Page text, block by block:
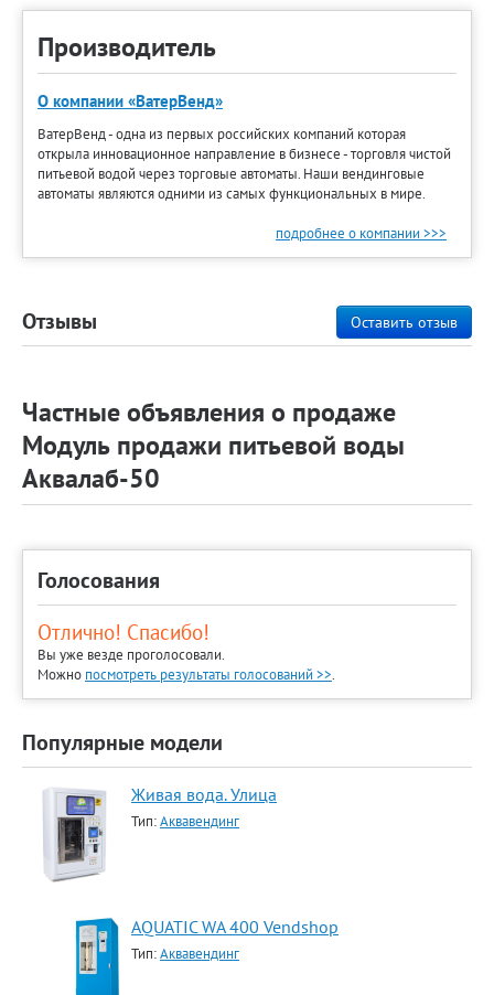
Производитель
О компании «ВатерВенд»
ВатерВенд - одна из первых российских компаний которая
открыла инновационное направление в бизнесе - торговля чистой
питьевой водой через торговые автоматы. Наши вендинговые
автоматы являются одними из самых функциональных в мире.
подробнее о компании >>>
Оставить отзыв
Отзывы
Частные объявления о продаже
Модуль продажи питьевой воды
Аквалаб-50
Голосования
Отлично! Спасибо!
Вы уже везде проголосовали.
Можно посмотреть результаты голосований >>.
Популярные модели
Живая вода. Улица
Тип:Аквавендинг
AQUATIC WA 400 Vendshop
Тип:Аквавендинг